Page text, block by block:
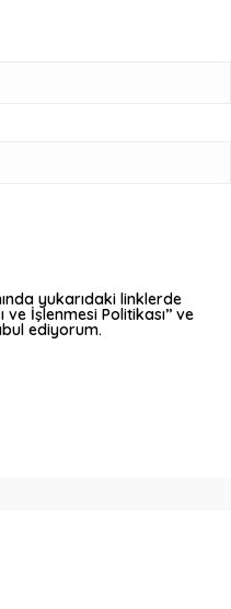
yukarıdaki linklerde
İşlenmesi Politikası’’ ve
ediyorum.